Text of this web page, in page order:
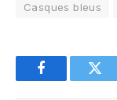
Casques bleus
Facebook